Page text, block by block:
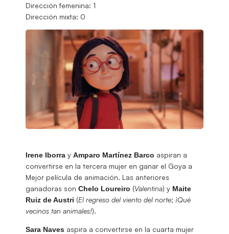
Dirección femenina: 1
Dirección mixta: 0
Irene Iborra y Amparo Martínez Barco aspiran a
convertirse en la tercera mujer en ganar el Goya a
Mejor película de animación. Las anteriores
ganadoras son Chelo Loureiro (Valentina) y Maite
Ruiz de Austri (El regreso del viento del norte; ¡Qué
vecinos tan animales!).
Sara Naves aspira a convertirse en la cuarta mujer